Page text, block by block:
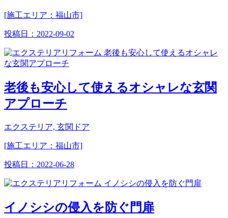
[施工エリア：福山市]
投稿日： 2022-09-02
老後も安心して使えるオシャレな玄関
アプローチ
エクステリア, 玄関ドア
[施工エリア：福山市]
投稿日： 2022-06-28
イノシシの侵入を防ぐ門扉